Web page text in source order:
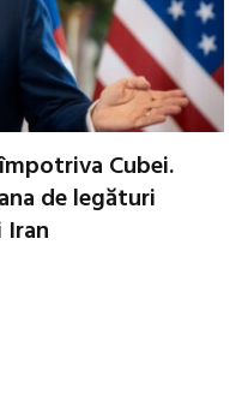
Cubei.
de legături
Iran